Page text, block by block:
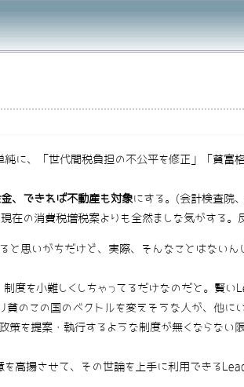
、「世代間税負担の不公平を修正」「貧富
、できれば不動産も対象にする。(会計検査院
の消費税増税案よりも全然ましな気がする。
思いがちだけど、実際、そんなことはないん
を小難しくしちゃってるだけなのだと。賢
この国のベクトルを変えそうな人が、他にい
を提案・執行するような制度が無くならない
高揚させて、その世論を上手に利用できる